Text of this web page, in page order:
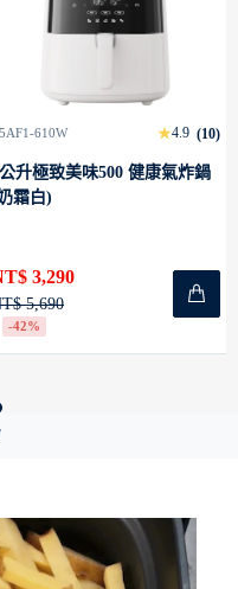
610W 4.9 (10)
極致美味500 健康氣炸鍋
白)
3,290